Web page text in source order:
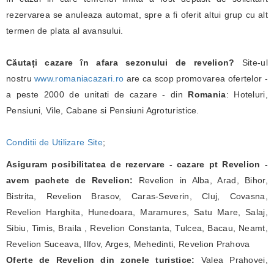
rezervarea se anuleaza automat, spre a fi oferit altui grup cu alt
termen de plata al avansului.
Căutați cazare în afara sezonului de revelion? Site-ul
nostruwww.romaniacazari.ro are ca scop promovarea ofertelor -
a peste 2000 de unitati de cazare - din Romania: Hoteluri,
Pensiuni, Vile, Cabane si Pensiuni Agroturistice.
Conditii de Utilizare Site;
Asiguram posibilitatea de rezervare - cazare pt Revelion -
avem pachete de Revelion: Revelion in Alba, Arad, Bihor,
Bistrita, Revelion Brasov, Caras-Severin, Cluj, Covasna,
Revelion Harghita, Hunedoara, Maramures, Satu Mare, Salaj,
Sibiu, Timis, Braila , Revelion Constanta, Tulcea, Bacau, Neamt,
Revelion Suceava, Ilfov, Arges, Mehedinti, Revelion Prahova
Oferte de Revelion din zonele turistice: Valea Prahovei,